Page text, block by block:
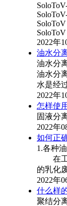
2022年
油水分
油水分
油水分
水是经
2022年
怎样使
固液分
2022年
如何正
1.各种
在工
的乳化
2022年
什么样
聚结分